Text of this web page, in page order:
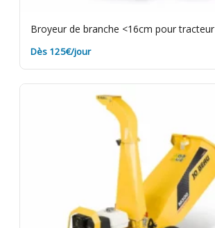
Broyeur de branche <16cm pour tracteur
Dès 125€/jour